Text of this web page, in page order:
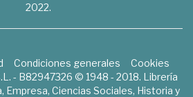
2022.
Condiciones generales
Cookies
- B82947326 © 1948 - 2018. Librería
Empresa, Ciencias Sociales, Historia y